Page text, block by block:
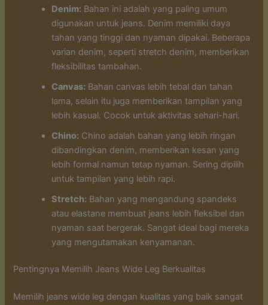
Denim: Bahan ini adalah yang paling umum
digunakan untuk jeans. Denim memiliki daya
tahan yang tinggi dan nyaman dipakai. Beberapa
varian denim, seperti stretch denim, memberikan
fleksibilitas tambahan.
Canvas: Bahan canvas lebih tebal dan tahan
lama, selain itu juga memberikan tampilan yang
lebih kasual. Cocok untuk aktivitas sehari-hari.
Chino: Chino adalah bahan yang lebih ringan
dibandingkan denim, memberikan kesan yang
lebih formal namun tetap nyaman. Sering dipilih
untuk tampilan yang lebih rapi.
Stretch: Bahan yang mengandung spandeks
atau elastane membuat jeans lebih fleksibel dan
nyaman saat bergerak. Sangat ideal bagi mereka
yang mengutamakan kenyamanan.
Pentingnya Memilih Jeans Wide Leg Berkualitas
Memilih jeans wide leg dengan kualitas yang baik sangat